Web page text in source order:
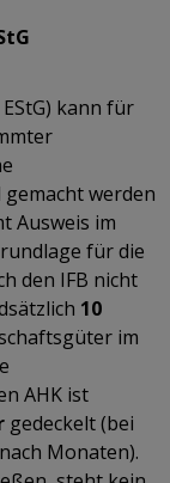
kann für
werden
Ausweis im
für die
den IFB nicht
10
im
AHK ist
gedeckelt (bei
Monaten).